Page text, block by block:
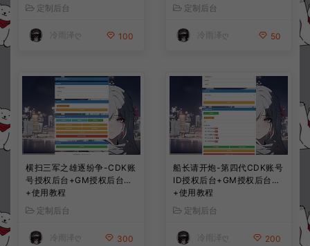
定制后台
冷雨泽ღ 100
定制后台
冷雨泽ღ 50
横扫三军之雄逐纷争-CDK账
号授权后台+GM授权后台
+使用教程
定制后台
冷雨泽ღ 300
船长请开炮-第四代CDK账号
ID授权后台+GM授权后台
+使用教程
定制后台
冷雨泽ღ 200